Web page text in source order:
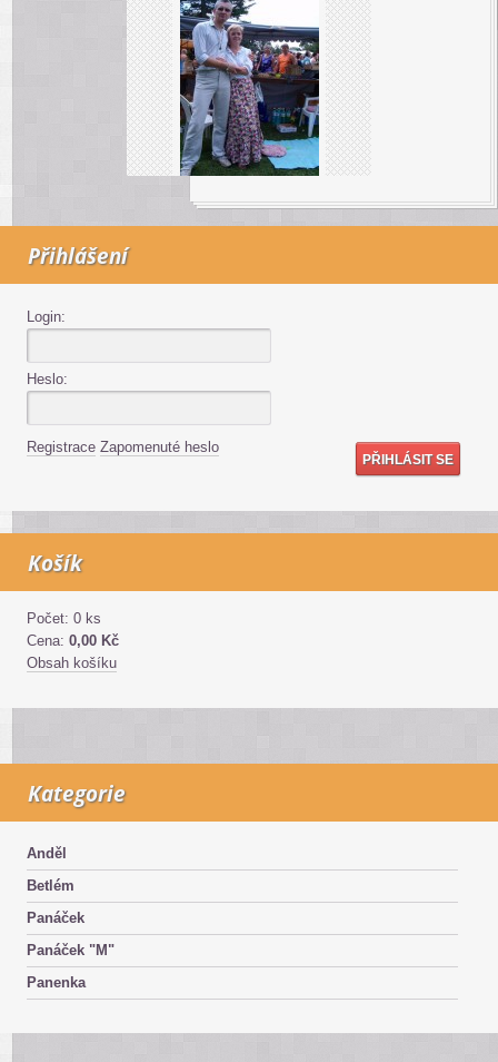
Přihlášení
Login:
Heslo:
Registrace Zapomenuté heslo
Košík
Počet: 0 ks
Cena: 0,00 Kč
Obsah košíku
Kategorie
Anděl
Betlém
Panáček
Panáček "M"
Panenka